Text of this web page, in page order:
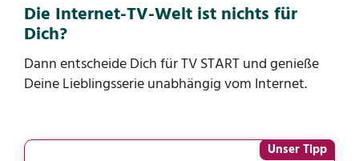
Die Internet-TV-Welt ist nichts für
Dich?
Dann entscheide Dich für TV START und genieße
Deine Lieblingsserie unabhängig vom Internet.
Unser Tipp